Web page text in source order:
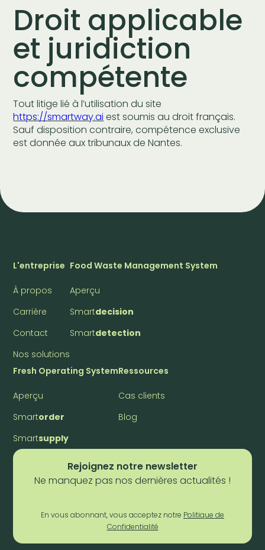
Droit applicable
et juridiction
compétente
Tout litige lié à l’utilisation du site
https://smartway.ai est soumis au droit français.
Sauf disposition contraire, compétence exclusive
est donnée aux tribunaux de Nantes.
L'entreprise
À propos
Carrière
Contact
Nos solutions
Food Waste Management System
Aperçu
Smartdecision
Smartdetection
Fresh Operating System
Aperçu
Smartorder
Smartsupply
Ressources
Cas clients
Blog
Rejoignez notre newsletter
Ne manquez pas nos dernières actualités !
En vous abonnant, vous acceptez notre Politique de
Confidentialité